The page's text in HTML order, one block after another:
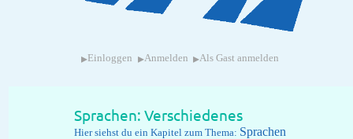
▸ Einloggen ▸Anmelden ▸Als Gast anmelden
Sprachen: Verschiedenes
Hier siehst du ein Kapitel zum Thema: Sprachen